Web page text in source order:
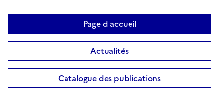
Page d'accueil
Actualités
Catalogue des publications